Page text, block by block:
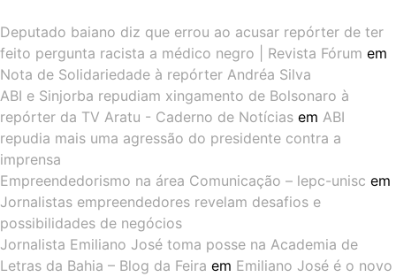
Deputado baiano diz que errou ao acusar repórter de ter
feito pergunta racista a médico negro | Revista Fórum em
Nota de Solidariedade à repórter Andréa Silva
ABI e Sinjorba repudiam xingamento de Bolsonaro à
repórter da TV Aratu - Caderno de Notícias em ABI
repudia mais uma agressão do presidente contra a
imprensa
Empreendedorismo na área Comunicação – lepc-unisc em
Jornalistas empreendedores revelam desafios e
possibilidades de negócios
Jornalista Emiliano José toma posse na Academia de
Letras da Bahia – Blog da Feira em Emiliano José é o novo